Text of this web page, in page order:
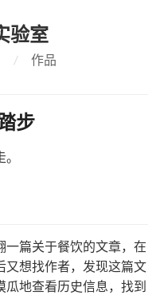
验室
/ 作品
步
一篇关于餐饮的文章，在
又想找作者，发现这篇文
地查看历史信息，找到